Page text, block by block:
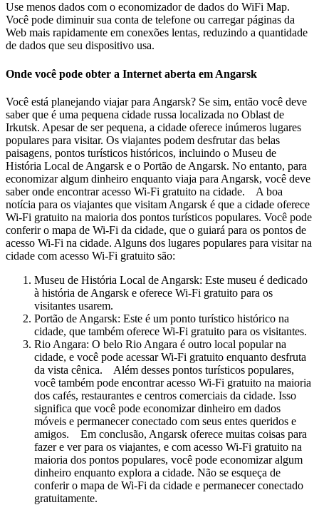
Use menos dados com o economizador de dados do WiFi Map.
Você pode diminuir sua conta de telefone ou carregar páginas da
Web mais rapidamente em conexões lentas, reduzindo a quantidade
de dados que seu dispositivo usa.
Onde você pode obter a Internet aberta em Angarsk
Você está planejando viajar para Angarsk? Se sim, então você deve
saber que é uma pequena cidade russa localizada no Oblast de
Irkutsk. Apesar de ser pequena, a cidade oferece inúmeros lugares
populares para visitar. Os viajantes podem desfrutar das belas
paisagens, pontos turísticos históricos, incluindo o Museu de
História Local de Angarsk e o Portão de Angarsk. No entanto, para
economizar algum dinheiro enquanto viaja para Angarsk, você deve
saber onde encontrar acesso Wi-Fi gratuito na cidade. A boa
notícia para os viajantes que visitam Angarsk é que a cidade oferece
Wi-Fi gratuito na maioria dos pontos turísticos populares. Você pode
conferir o mapa de Wi-Fi da cidade, que o guiará para os pontos de
acesso Wi-Fi na cidade. Alguns dos lugares populares para visitar na
cidade com acesso Wi-Fi gratuito são:
Museu de História Local de Angarsk: Este museu é dedicado
à história de Angarsk e oferece Wi-Fi gratuito para os
visitantes usarem.
Portão de Angarsk: Este é um ponto turístico histórico na
cidade, que também oferece Wi-Fi gratuito para os visitantes.
Rio Angara: O belo Rio Angara é outro local popular na
cidade, e você pode acessar Wi-Fi gratuito enquanto desfruta
da vista cênica. Além desses pontos turísticos populares,
você também pode encontrar acesso Wi-Fi gratuito na maioria
dos cafés, restaurantes e centros comerciais da cidade. Isso
significa que você pode economizar dinheiro em dados
móveis e permanecer conectado com seus entes queridos e
amigos. Em conclusão, Angarsk oferece muitas coisas para
fazer e ver para os viajantes, e com acesso Wi-Fi gratuito na
maioria dos pontos populares, você pode economizar algum
dinheiro enquanto explora a cidade. Não se esqueça de
conferir o mapa de Wi-Fi da cidade e permanecer conectado
gratuitamente.